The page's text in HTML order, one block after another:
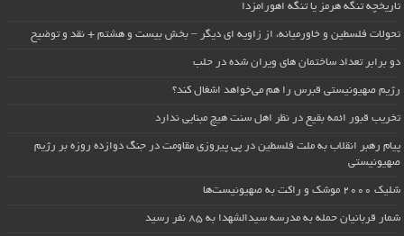
تاریخچه تنگه هرمز یا تنگه اهورامزدا
تحولات فلسطین و خاورمیانه، از زاویه ای دیگر – بخش بیست و هشتم + نقد و توضیح
دو برابر تعداد ساختمان های ویران شده در حلب
رژیم صهیونیستی قبرس را هم می‌خواهد اشغال کند؟
تخریب قبور ائمه بقیع در نظر اهل سنت هیچ مبنایی ندارد
پیام رهبر انقلاب به ملت فلسطین در پی پیروزی مقاومت در جنگ دوازده روزه بر رژیم
صهیونیستی
شلیک ۲۰۰۰ موشک و راکت به صهیونیست‌ها
شمار قربانیان حمله به مدرسه سیدالشهدا به ۸۵ نفر رسید